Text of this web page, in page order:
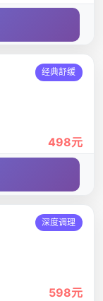
经典舒缓
498元
深度调理
598元